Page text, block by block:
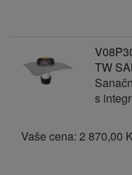
TW
s
Vaše cena: 2 870,00